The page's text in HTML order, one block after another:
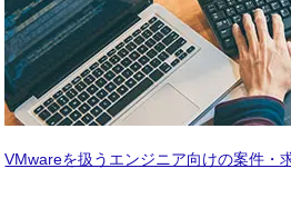
VMwareを扱うエンジニア向けの案件・